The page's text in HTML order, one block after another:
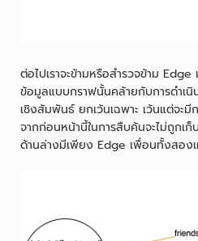
ต่อไปเราจะข้ามหรือสำรวจข้าม Edge
ข้อมูลแบบกราฟนั้นคล้ายกับการดำเนิ
เชิงสัมพันธ์ ยกเว้นเฉพาะ เว้นแต่จะ
จากก่อนหน้านี้ในการสืบค้นจะไม่ถูกเก็
ด้านล่างมีเพียง Edge เพื่อนทั้งสองเ